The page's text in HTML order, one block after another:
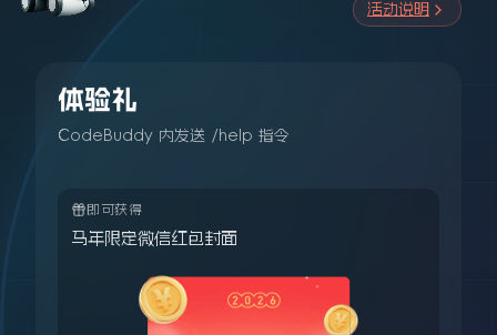
活动说明
体验礼
CodeBuddy 内发送 /help 指令
即可获得
马年限定微信红包封面